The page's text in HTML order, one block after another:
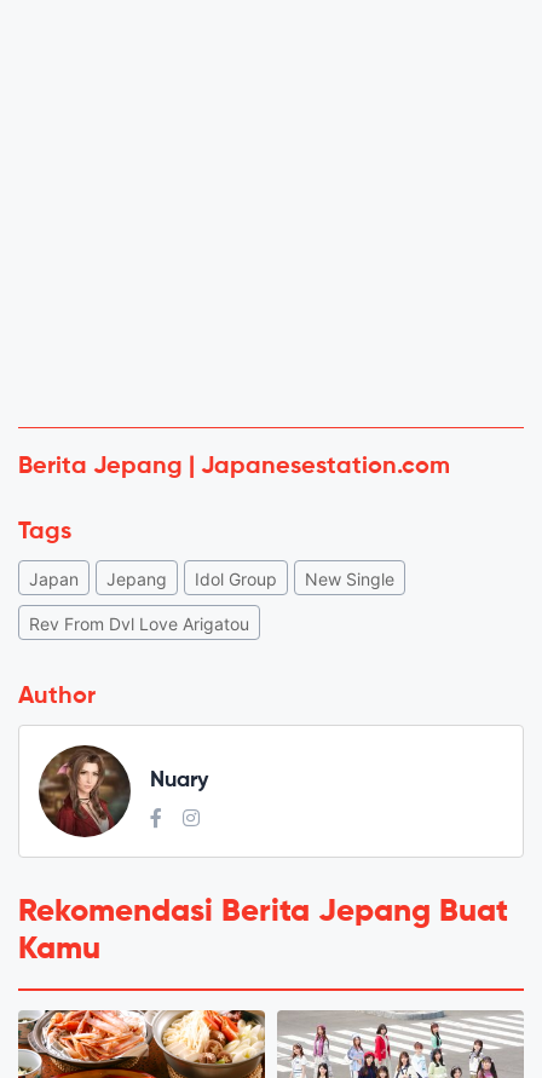
Berita Jepang | Japanesestation.com
Tags
Japan Jepang Idol Group New Single
Rev From Dvl Love Arigatou
Author
Nuary
Rekomendasi Berita Jepang Buat
Kamu